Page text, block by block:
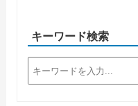
キーワード検索